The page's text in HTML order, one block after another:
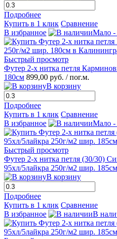
Подробнее
Купить в 1 клик Сравнение
В избранное
Мало -
Быстрый просмотр
Футер 2-х нитка петля
180см 899,00 руб. / пог.м.
В корзину
Подробнее
Купить в 1 клик Сравнение
В избранное
Мало -
Быстрый просмотр
Футер 2-х нитка петля (30/30)
95хл/5лайкра 250г/м2 шир. 185см
В корзину
Подробнее
Купить в 1 клик Сравнение
В избранное
В